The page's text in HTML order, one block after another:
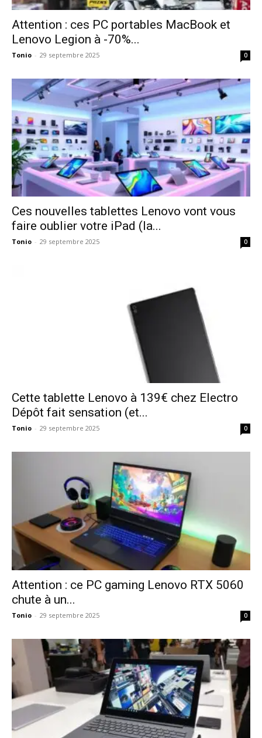
Attention : ces PC portables MacBook et
Lenovo Legion à -70%...
Tonio - 29 septembre 2025 0
Ces nouvelles tablettes Lenovo vont vous
faire oublier votre iPad (la...
Tonio - 29 septembre 2025 0
Cette tablette Lenovo à 139€ chez Electro
Dépôt fait sensation (et...
Tonio - 29 septembre 2025 0
Attention : ce PC gaming Lenovo RTX 5060
chute à un...
Tonio - 29 septembre 2025 0